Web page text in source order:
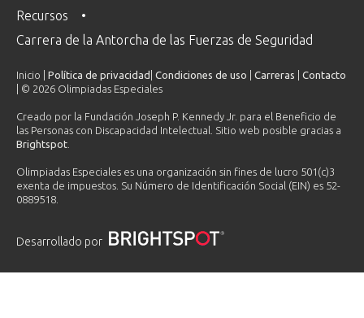
Recursos
Carrera de la Antorcha de las Fuerzas de Seguridad
Inicio | Política de privacidad Condiciones de uso Carreras
Contacto
| © 2026 Olimpiadas Especiales
Creado por la Fundación Joseph P. Kennedy Jr. para el Beneficio de
las Personas con Discapacidad Intelectual. Sitio web posible gracias a
Brightspot
Olimpiadas Especiales es una organización sin fines de lucro 501(c)3
exenta de impuestos. Su Número de Identificación Social (EIN) es 52-
0889518.
Desarrollado por